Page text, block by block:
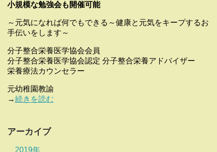
小規模な勉強会も開催可能
～元気になれば何でもできる～健康と元気をキープするお
手伝いをします～
分子整合栄養医学協会会員
分子整合栄養医学協会認定 分子整合栄養アドバイザー
栄養療法カウンセラー
元幼稚園教諭
→続きを読む
アーカイブ
2019年